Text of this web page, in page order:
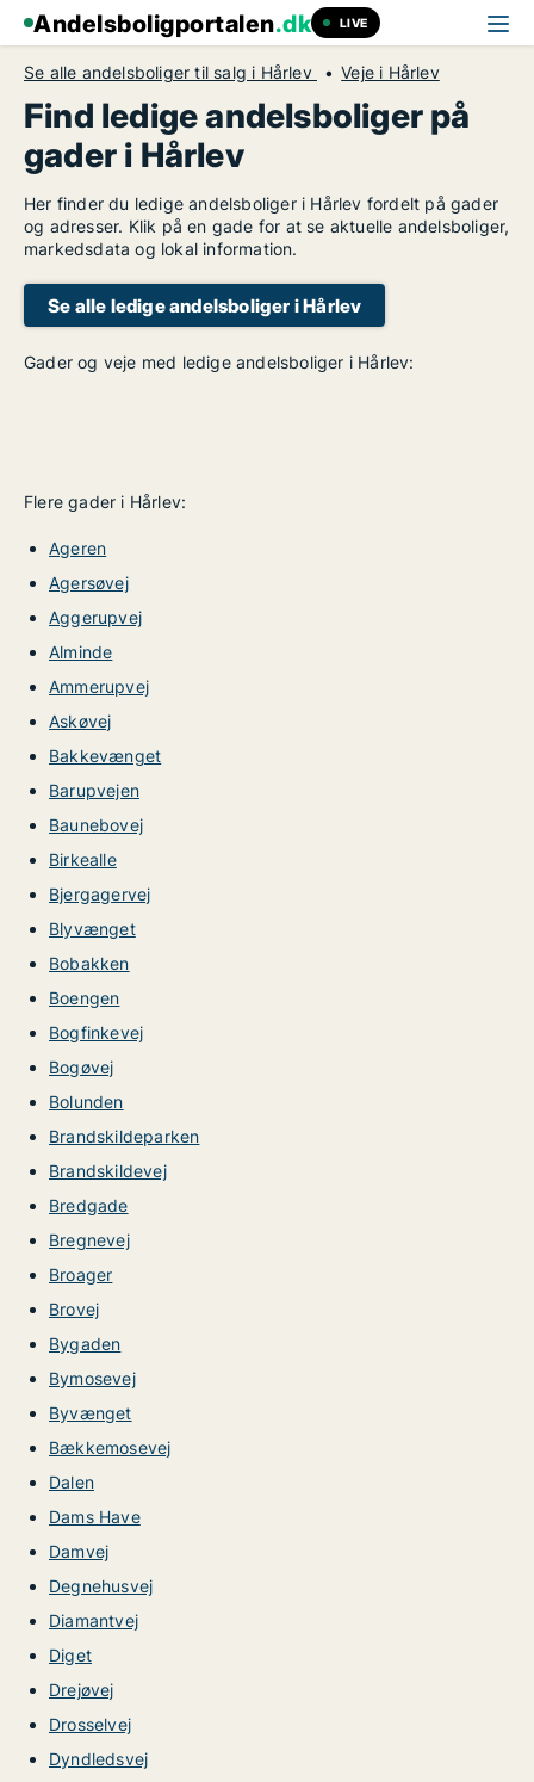
Andelsboligportalen.dk LIVE
Se alle andelsboliger til salg i Hårlev Veje i Hårlev
Find ledige andelsboliger på
gader i Hårlev
Her finder du ledige andelsboliger i Hårlev fordelt på gader
og adresser. Klik på en gade for at se aktuelle andelsboliger,
markedsdata og lokal information.
Se alle ledige andelsboliger i Hårlev
Gader og veje med ledige andelsboliger i Hårlev:
Flere gader i Hårlev:
Ageren
Agersøvej
Aggerupvej
Alminde
Ammerupvej
Askøvej
Bakkevænget
Barupvejen
Baunebovej
Birkealle
Bjergagervej
Blyvænget
Bobakken
Boengen
Bogfinkevej
Bogøvej
Bolunden
Brandskildeparken
Brandskildevej
Bredgade
Bregnevej
Broager
Brovej
Bygaden
Bymosevej
Byvænget
Bækkemosevej
Dalen
Dams Have
Damvej
Degnehusvej
Diamantvej
Diget
Drejøvej
Drosselvej
Dyndledsvej